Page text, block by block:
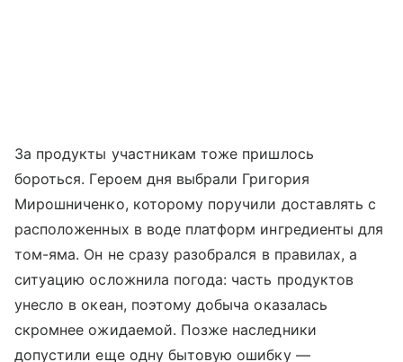
За продукты участникам тоже пришлось
бороться. Героем дня выбрали Григория
Мирошниченко, которому поручили доставлять с
расположенных в воде платформ ингредиенты для
том-яма. Он не сразу разобрался в правилах, а
ситуацию осложнила погода: часть продуктов
унесло в океан, поэтому добыча оказалась
скромнее ожидаемой. Позже наследники
допустили еще одну бытовую ошибку —